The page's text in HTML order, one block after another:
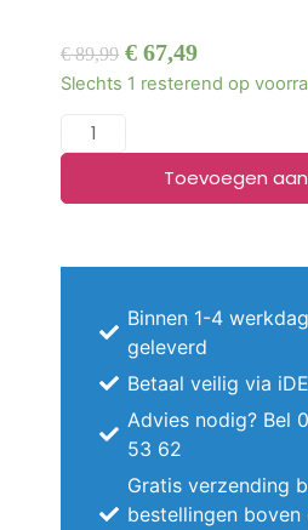
€89,99 € 67,49
Slechts 1 resterend op
Toevoegen
Binnen 1-4
geleverd
Betaal veilig via
Advies nodig? Bel
53 62
Gratis verzending
bestellingen boven